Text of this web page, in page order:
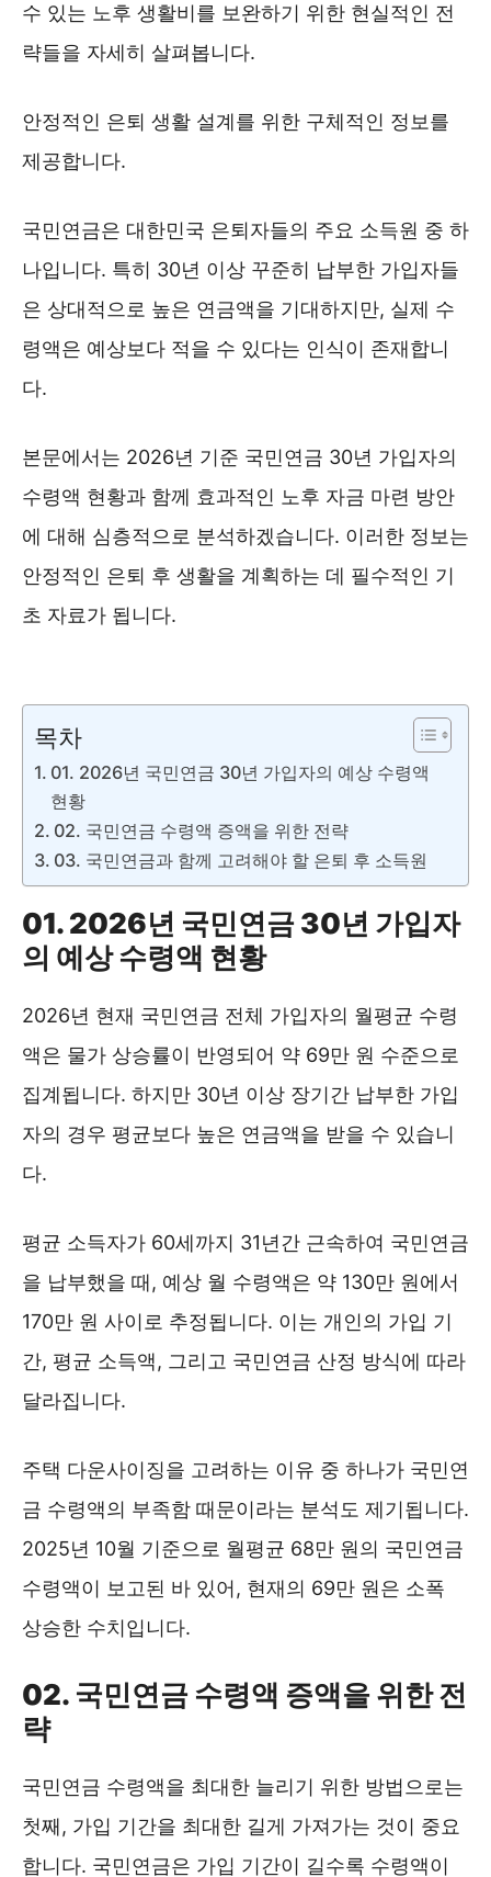
수 있는 노후 생활비를 보완하기 위한 현실적인 전
략들을 자세히 살펴봅니다.
안정적인 은퇴 생활 설계를 위한 구체적인 정보를
제공합니다.
국민연금은 대한민국 은퇴자들의 주요 소득원 중 하
나입니다. 특히 30년 이상 꾸준히 납부한 가입자들
은 상대적으로 높은 연금액을 기대하지만, 실제 수
령액은 예상보다 적을 수 있다는 인식이 존재합니
다.
본문에서는 2026년 기준 국민연금 30년 가입자의
수령액 현황과 함께 효과적인 노후 자금 마련 방안
에 대해 심층적으로 분석하겠습니다. 이러한 정보는
안정적인 은퇴 후 생활을 계획하는 데 필수적인 기
초 자료가 됩니다.
목차
01. 2026년 국민연금 30년 가입자의 예상 수령액
현황
02. 국민연금 수령액 증액을 위한 전략
03. 국민연금과 함께 고려해야 할 은퇴 후 소득원
01. 2026년 국민연금 30년 가입자
의 예상 수령액 현황
2026년 현재 국민연금 전체 가입자의 월평균 수령
액은 물가 상승률이 반영되어 약 69만 원 수준으로
집계됩니다. 하지만 30년 이상 장기간 납부한 가입
자의 경우 평균보다 높은 연금액을 받을 수 있습니
다.
평균 소득자가 60세까지 31년간 근속하여 국민연금
을 납부했을 때, 예상 월 수령액은 약 130만 원에서
170만 원 사이로 추정됩니다. 이는 개인의 가입 기
간, 평균 소득액, 그리고 국민연금 산정 방식에 따라
달라집니다.
주택 다운사이징을 고려하는 이유 중 하나가 국민연
금 수령액의 부족함 때문이라는 분석도 제기됩니다.
2025년 10월 기준으로 월평균 68만 원의 국민연금
수령액이 보고된 바 있어, 현재의 69만 원은 소폭
상승한 수치입니다.
02. 국민연금 수령액 증액을 위한 전
략
국민연금 수령액을 최대한 늘리기 위한 방법으로는
첫째, 가입 기간을 최대한 길게 가져가는 것이 중요
합니다. 국민연금은 가입 기간이 길수록 수령액이